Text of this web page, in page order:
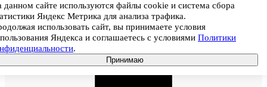
данном сайте используются файлы cookie и система сбора
Яндекс Метрика для анализа трафика.
использовать сайт, вы принимаете условия
Яндекса и соглашаетесь с условиями Политики
.
Принимаю